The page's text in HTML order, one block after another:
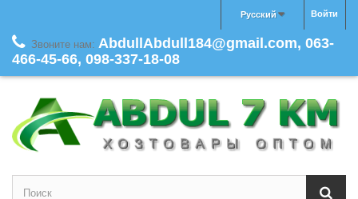
Войти
Русский
Звоните нам: AbdullAbdull184@gmail.com, 063-
466-45-66, 098-337-18-08